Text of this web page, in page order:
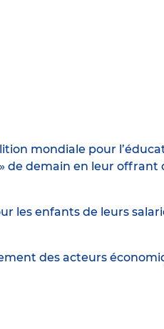
mondiale pour
de demain en leur offrant
les enfants de leurs
des acteurs